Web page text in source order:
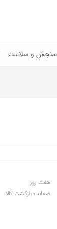
سنجش و سلامت
هفت روز
ضمانت بازگشت کالا